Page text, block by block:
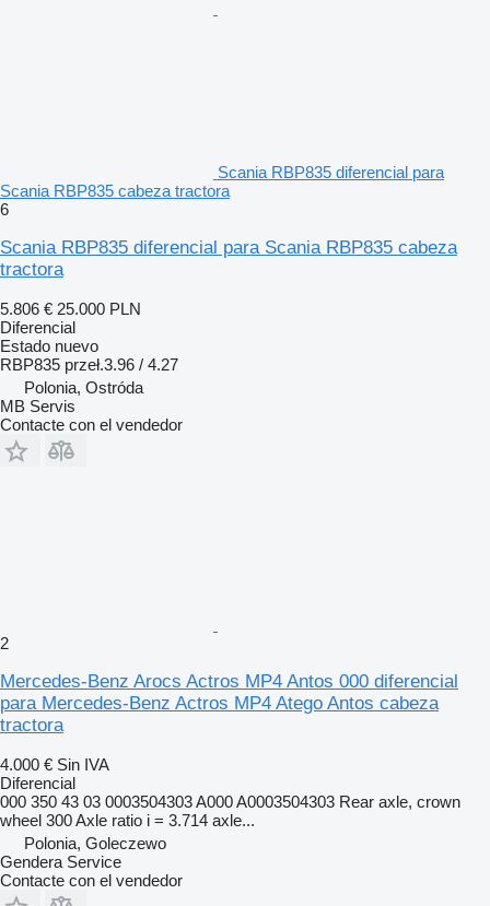
Scania RBP835 diferencial para
Scania RBP835 cabeza tractora
6
Scania RBP835 diferencial para Scania RBP835 cabeza
tractora
5.806 € 25.000 PLN
Diferencial
Estado nuevo
RBP835 przeł.3.96 / 4.27
Polonia, Ostróda
MB Servis
Contacte con el vendedor
2
Mercedes-Benz Arocs Actros MP4 Antos 000 diferencial
para Mercedes-Benz Actros MP4 Atego Antos cabeza
tractora
4.000 € Sin IVA
Diferencial
000 350 43 03 0003504303 A000 A0003504303 Rear axle, crown
wheel 300 Axle ratio i = 3.714 axle...
Polonia, Goleczewo
Gendera Service
Contacte con el vendedor